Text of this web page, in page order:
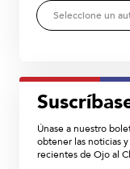
Seleccione un
Únase a nuestro
obtener las noticias
recientes de Ojo al